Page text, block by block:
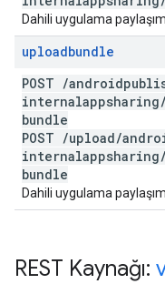
Dahili uygulama
uploadbundle
POST /
internalappsharing/
bundle
POST /upload/
internalappsharing/
bundle
Dahili uygulama
REST Kaynağı: